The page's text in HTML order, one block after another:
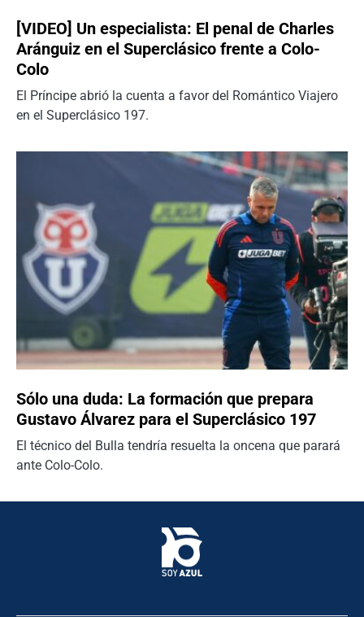
[VIDEO] Un especialista: El penal de Charles
Aránguiz en el Superclásico frente a Colo-
Colo
El Príncipe abrió la cuenta a favor del Romántico Viajero
en el Superclásico 197.
Sólo una duda: La formación que prepara
Gustavo Álvarez para el Superclásico 197
El técnico del Bulla tendría resuelta la oncena que parará
ante Colo-Colo.